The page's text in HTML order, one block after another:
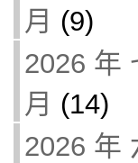
月 (9)
2026 年
月 (14)
2026 年